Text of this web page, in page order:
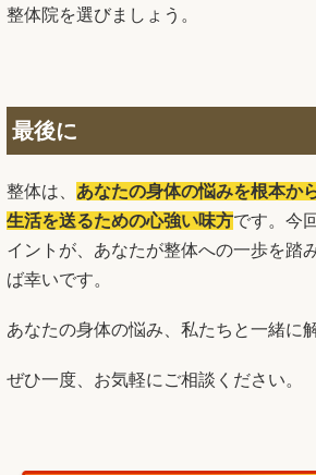
整体院を選びましょう。
最後に
整体は、 あなたの身体の悩みを根本か
生活を送るための心強い味方です。今
イントが、あなたが整体への一歩を踏
ば幸いです。
あなたの身体の悩み、私たちと一緒に
ぜひ一度、お気軽にご相談ください。